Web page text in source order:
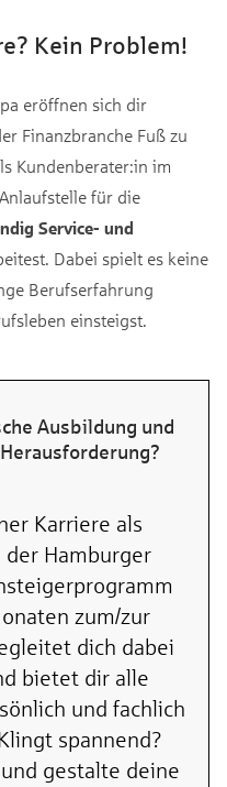
Kein Problem!
eröffnen sich dir
Finanzbranche Fuß zu
Kundenberater:in im
für die
Service- und
Dabei spielt es keine
Berufserfahrung
einsteigst.
Ausbildung und
Karriere als
Hamburger
zum/zur
dich dabei
bietet dir alle
und fachlich
spannend?
gestalte deine